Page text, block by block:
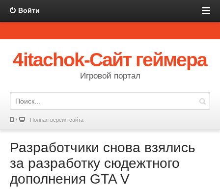
Войти
4itachok-Сайт геймера
Игровой портал
Полная версия сайта
Разработчики снова взялись
за разработку сюдежтного
дополнения GTA V